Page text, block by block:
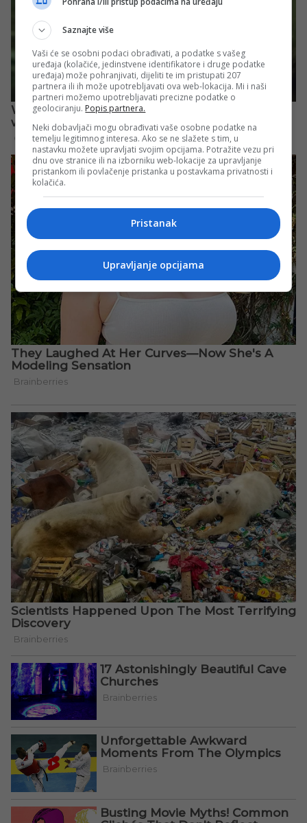
Saznajte više
Vaši će se osobni podaci obrađivati, a podatke s vašeg
uređaja (kolačiće, jedinstvene identifikatore i druge podatke
uređaja) može pohranjivati, dijeliti te im pristupati 207
partnera ili ih može upotrebljavati ova web-lokacija. Mi i naši
partneri možemo upotrebljavati precizne podatke o
geolociranju. Popis partnera.
Neki dobavljači mogu obrađivati vaše osobne podatke na
temelju legitimnog interesa. Ako se ne slažete s tim, u
nastavku možete upravljati svojim opcijama. Potražite vezu pri
dnu ove stranice ili na izborniku web-lokacije za upravljanje
pristankom ili povlačenje pristanka u postavkama privatnosti i
kolačića.
Pristanak
Upravljanje opcijama